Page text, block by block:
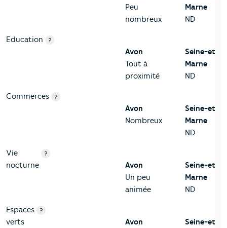
Peu
nombreux
Marne
ND
Education ?
Avon
Tout à
proximité
Seine-et-
Marne
ND
Commerces ?
Avon
Nombreux
Seine-et-
Marne
ND
Vie
nocturne
?
Avon
Un peu
animée
Seine-et-
Marne
ND
Espaces
verts
?
Avon
Seine-et-